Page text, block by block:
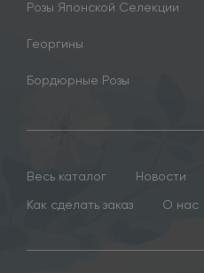
Розы Японской Селекции
Георгины
Бордюрные Розы
Весь каталог Новости
Как сделать заказ
О нас